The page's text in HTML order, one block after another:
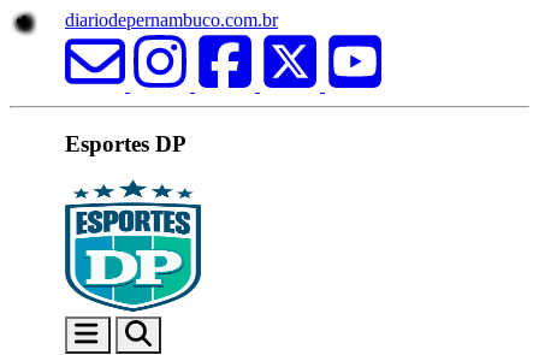
diariodepernambuco.com.br
Esportes DP